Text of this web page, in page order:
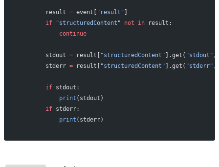
        result
= event[ "result" ]
        if
"structuredContent" not in result:
            continue
        stdout
= result[ "structuredContent" ].get( "stdout"
        stderr
= result[ "structuredContent" ].get( "stderr"
        if
stdout:
            print
(stdout)
        if
stderr:
            print
(stderr)